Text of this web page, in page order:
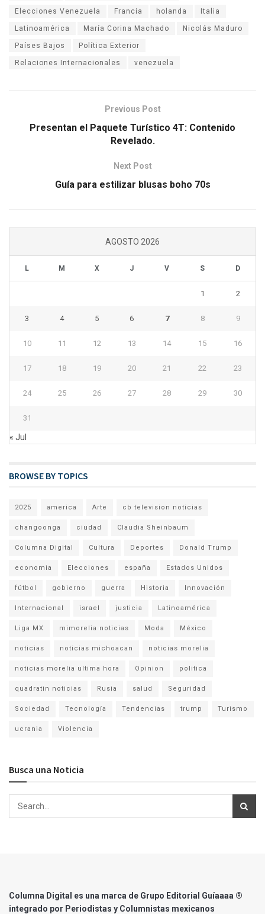
Elecciones Venezuela Francia holanda Italia
Latinoamérica María Corina Machado Nicolás Maduro
Países Bajos Política Exterior
Relaciones Internacionales venezuela
Previous Post
Presentan el Paquete Turístico 4T: Contenido
Revelado.
Next Post
Guía para estilizar blusas boho 70s
AGOSTO 2026
L M X J V S D
1 2
3 4 5 6 7 8 9
10 11 12 13 14 15 16
17 18 19 20 21 22 23
24 25 26 27 28 29 30
31
« Jul
BROWSE BY TOPICS
2025 america Arte cb television noticias
changoonga ciudad Claudia Sheinbaum
Columna Digital Cultura Deportes Donald Trump
economia Elecciones españa Estados Unidos
fútbol gobierno guerra Historia Innovación
Internacional israel justicia Latinoamérica
Liga MX mimorelia noticias Moda México
noticias noticias michoacan noticias morelia
noticias morelia ultima hora Opinion politica
quadratin noticias Rusia salud Seguridad
Sociedad Tecnología Tendencias trump Turismo
ucrania Violencia
Busca una Noticia
Columna Digital es una marca de Grupo Editorial Guíaaaa ®
integrado por Periodistas y Columnistas mexicanos